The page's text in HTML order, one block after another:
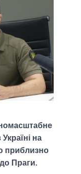
на
приблизно
Праги.